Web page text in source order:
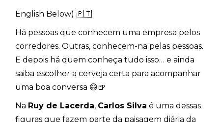
English Below) 🇵🇹
Há pessoas que conhecem uma empresa pelos
corredores. Outras, conhecem-na pelas pessoas.
E depois há quem conheça tudo isso… e ainda
saiba escolher a cerveja certa para acompanhar
uma boa conversa 😄🍺
Na Ruy de Lacerda, Carlos Silva é uma dessas
figuras que fazem parte da paisagem diária da